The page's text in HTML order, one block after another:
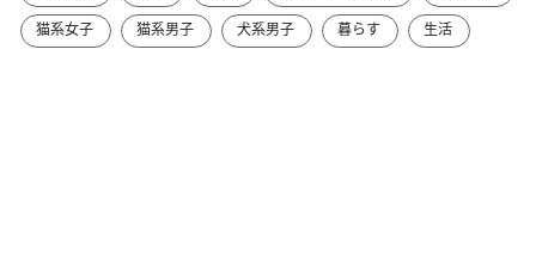
猫系女子
猫系男子 犬系男子 暮らす 生活